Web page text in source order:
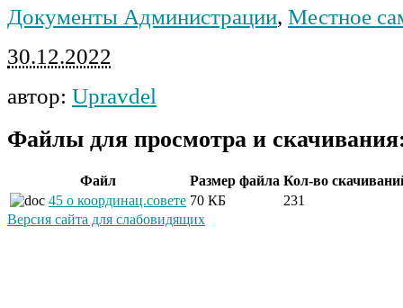
Документы Администрации, Местное
30.12.2022
автор: Upravdel
Файлы для просмотра и
Файл Размер файла Кол-во
45 о координац.совете 70 КБ
231
Версия сайта для слабовидящих